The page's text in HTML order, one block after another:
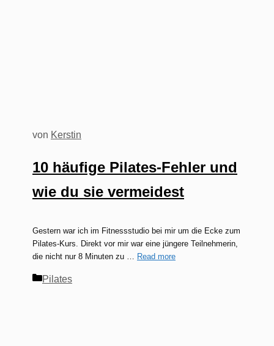
10 häufige Pilates-Fehler und
wie du sie vermeidest
von Kerstin
Gestern war ich im Fitnessstudio bei mir um die Ecke zum
Pilates-Kurs. Direkt vor mir war eine jüngere Teilnehmerin,
die nicht nur 8 Minuten zu …
Read more
Kategorien
Pilates